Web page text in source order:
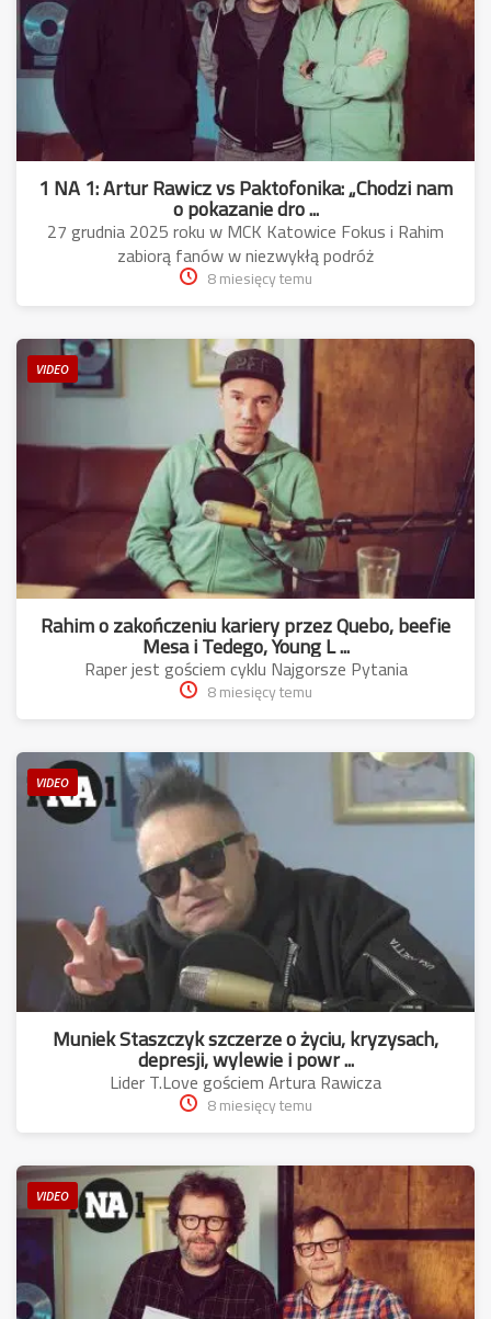
1 NA 1: Artur Rawicz vs Paktofonika: „Chodzi nam
o pokazanie dro ...
27 grudnia 2025 roku w MCK Katowice Fokus i Rahim
zabiorą fanów w niezwykłą podróż
8 miesięcy temu
VIDEO
Rahim o zakończeniu kariery przez Quebo, beefie
Mesa i Tedego, Young L ...
Raper jest gościem cyklu Najgorsze Pytania
8 miesięcy temu
VIDEO
Muniek Staszczyk szczerze o życiu, kryzysach,
depresji, wylewie i powr ...
Lider T.Love gościem Artura Rawicza
8 miesięcy temu
VIDEO